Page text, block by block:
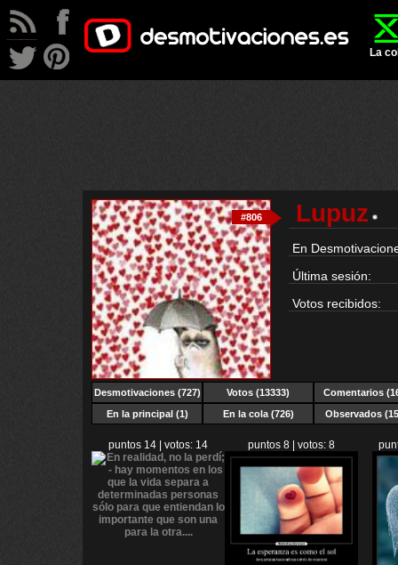
La
#806 Lupuz
En
Última sesión:
Votos recibidos:
Desmotivaciones (727) Votos (13333)
Comentarios
En la principal (1)
En la cola (726) Observados
puntos 14 | votos: 14 puntos 8 | votos: 8